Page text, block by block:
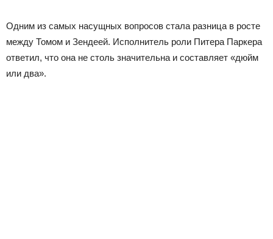
Одним из самых насущных вопросов стала разница в росте
между Томом и Зендеей. Исполнитель роли Питера Паркера
ответил, что она не столь значительна и составляет «дюйм
или два».